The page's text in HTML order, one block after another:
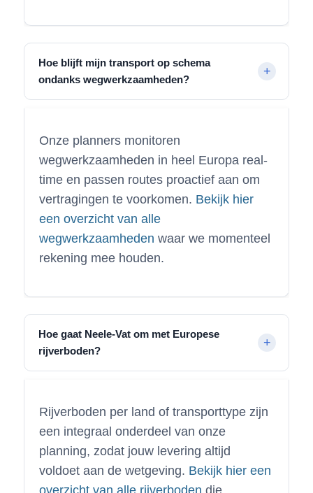
Hoe blijft mijn transport op schema
ondanks wegwerkzaamheden?
Onze planners monitoren
wegwerkzaamheden in heel Europa real-
time en passen routes proactief aan om
vertragingen te voorkomen. Bekijk hier
een overzicht van alle
wegwerkzaamheden waar we momenteel
rekening mee houden.
Hoe gaat Neele-Vat om met Europese
rijverboden?
Rijverboden per land of transporttype zijn
een integraal onderdeel van onze
planning, zodat jouw levering altijd
voldoet aan de wetgeving. Bekijk hier een
overzicht van alle rijverboden die